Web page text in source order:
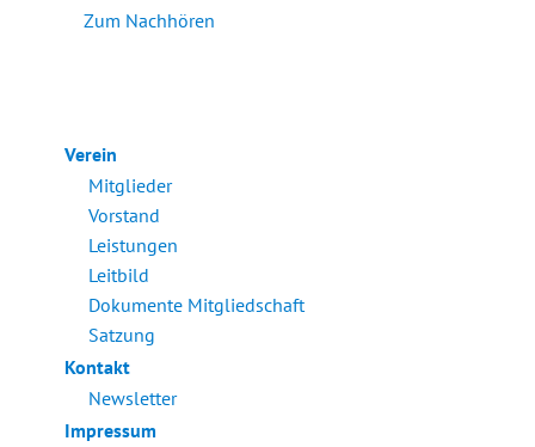
Zum Nachhören
Verein
Mitglieder
Vorstand
Leistungen
Leitbild
Dokumente Mitgliedschaft
Satzung
Kontakt
Newsletter
Impressum